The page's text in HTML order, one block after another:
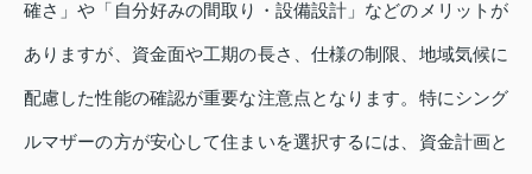
確さ」や「自分好みの間取り・設備設計」などのメリットが
ありますが、資金面や工期の長さ、仕様の制限、地域気候に
配慮した性能の確認が重要な注意点となります。特にシング
ルマザーの方が安心して住まいを選択するには、資金計画と